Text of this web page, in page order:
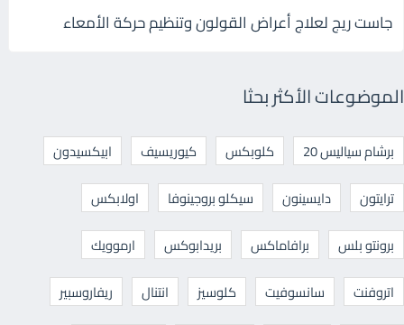
جاست ريج لعلاج أعراض القولون وتنظيم حركة الأمعاء
الموضوعات الأكثر بحثا
برشام سياليس 20 كلوبكس كيوريسيف
ابيكسيدون
ترايتون
دايسينون سيكلو بروجينوفا
اولابكس
برونتو بلس
برافاماكس بريدابوكس
ارموويك
اتروفنت
سانسوفيت كلوسيز انتنال
ريفاروسبير